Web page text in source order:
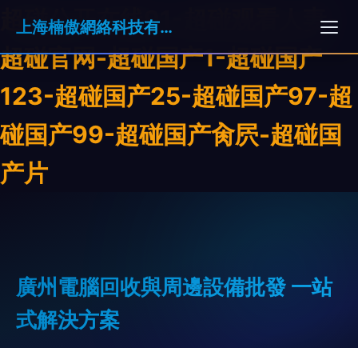
超碰公开在线91-超碰观看人妻-
超碰官网-超碰国产1-超碰国产
123-超碰国产25-超碰国产97-超
碰国产99-超碰国产肏屄-超碰国
产片
上海楠傲網絡科技有限公司
廣州電腦回收與周邊設備批發 一站
式解決方案